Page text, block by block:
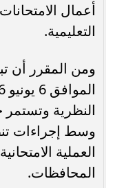
أعمال
التعليمية.
ومن المقرر أن
وسط إجراءات
العملية
المحافظات.